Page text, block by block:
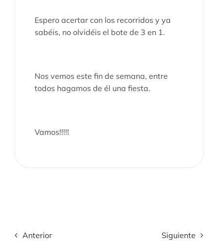
Espero acertar con los recorridos y ya
sabéis, no olvidéis el bote de 3 en 1.
Nos vemos este fin de semana, entre
todos hagamos de él una fiesta.
Vamos!!!!!
Anterior Siguiente